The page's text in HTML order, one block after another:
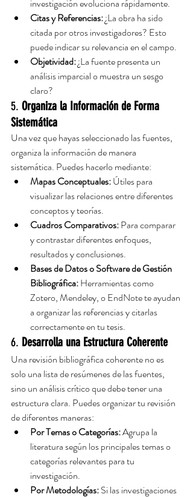
investigación evoluciona rápidamente.
Citas y Referencias: ¿La obra ha sido
citada por otros investigadores? Esto
puede indicar su relevancia en el campo.
Objetividad: ¿La fuente presenta un
análisis imparcial o muestra un sesgo
claro?
5. Organiza la Información de Forma
Sistemática
Una vez que hayas seleccionado las fuentes,
organiza la información de manera
sistemática. Puedes hacerlo mediante:
Mapas Conceptuales: Útiles para
visualizar las relaciones entre diferentes
conceptos y teorías.
Cuadros Comparativos: Para comparar
y contrastar diferentes enfoques,
resultados y conclusiones.
Bases de Datos o Software de Gestión
Bibliográfica: Herramientas como
Zotero, Mendeley, o EndNote te ayudan
a organizar las referencias y citarlas
correctamente en tu tesis.
6. Desarrolla una Estructura Coherente
Una revisión bibliográfica coherente no es
solo una lista de resúmenes de las fuentes,
sino un análisis crítico que debe tener una
estructura clara. Puedes organizar tu revisión
de diferentes maneras:
Por Temas o Categorías: Agrupa la
literatura según los principales temas o
categorías relevantes para tu
investigación.
Por Metodologías: Si las investigaciones